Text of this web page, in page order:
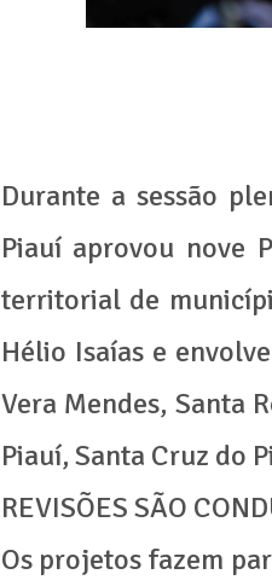
Durante a sessão
Piauí aprovou nove
territorial de
Hélio Isaías e
Vera Mendes, Santa
Piauí, Santa Cruz do
REVISÕES SÃO
Os projetos fazem